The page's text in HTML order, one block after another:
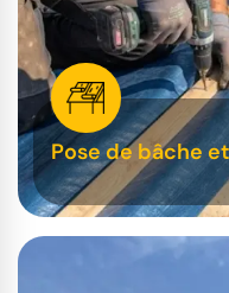
Pose de bâche